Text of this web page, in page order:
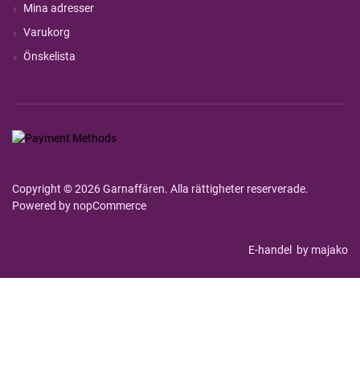
Mina adresser
Varukorg
Önskelista
Copyright © 2026 Garnaffären. Alla rättigheter reserverade.
Powered by nopCommerce
E-handel by majako